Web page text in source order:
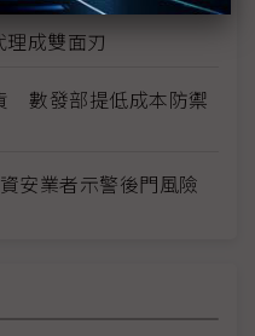
成雙面刃
數發部提低成本防禦
安業者示警後門風險